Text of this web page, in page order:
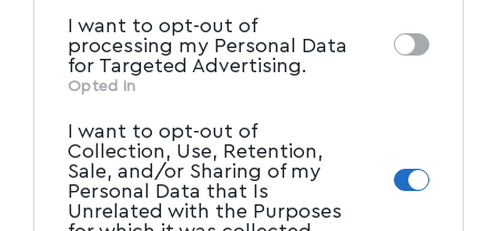
I want to opt-out of
processing my Personal Data
for Targeted Advertising.
Opted In
I want to opt-out of
Collection, Use, Retention,
Sale, and/or Sharing of my
Personal Data that Is
Unrelated with the Purposes
απαιτήσουμε να έχουμε σωστές υπηρεσίες Οι
σωστές υπηρεσίες στην πόλη έρχονται από
αγορά μηχανημάτων.
Διαφορετικά τα χρήματα μας σπαταλιώνται
σε απευθείας αναθέσης, JCB, φαγάνες,